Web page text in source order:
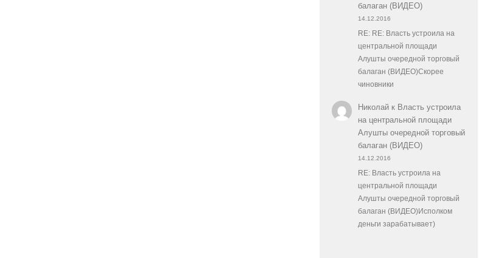
балаган (ВИДЕО)
14.12.2016
RE: RE: Власть устроила на
центральной площади
Алушты очередной торговый
балаган (ВИДЕО)Скорее
чиновники
Николайк Власть устроила
на центральной площади
Алушты очередной торговый
балаган (ВИДЕО)
14.12.2016
RE: Власть устроила на
центральной площади
Алушты очередной торговый
балаган (ВИДЕО)Исполком
деньги зарабатывает)